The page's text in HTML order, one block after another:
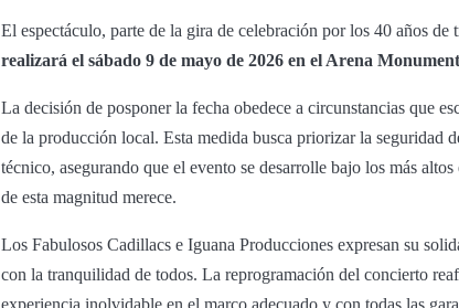
El espectáculo, parte de la gira de celebración por los 40 años
realizará el sábado 9 de mayo de 2026 en el Arena
La decisión de posponer la fecha obedece a circunstancias que
de la producción local. Esta medida busca priorizar la seguridad
técnico, asegurando que el evento se desarrolle bajo los más
de esta magnitud merece.
Los Fabulosos Cadillacs e Iguana Producciones expresan su
con la tranquilidad de todos. La reprogramación del concierto
experiencia inolvidable en el marco adecuado y con todas las